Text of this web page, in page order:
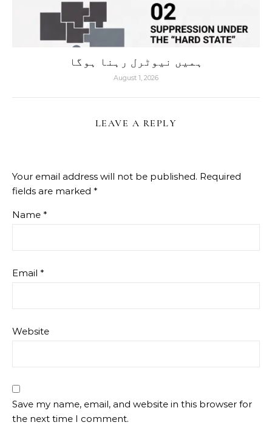
ہمیں نیوٹرل رہنا ہوگا
August 1, 2026
LEAVE A REPLY
Your email address will not be published. Required
fields are marked *
Name *
Email *
Website
Save my name, email, and website in this browser for
the next time I comment.